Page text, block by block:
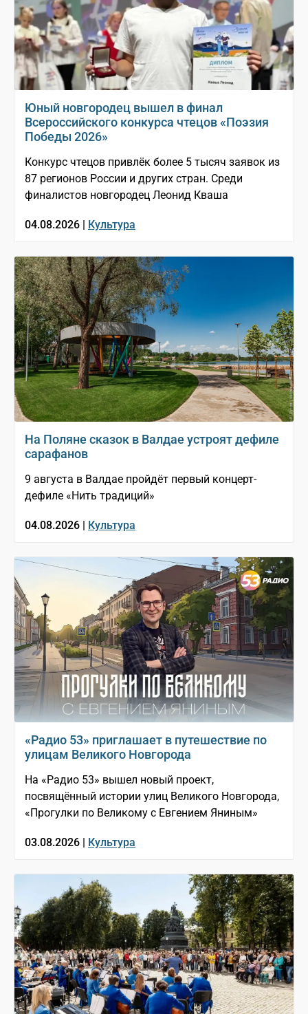
Юный новгородец вышел в финал
Всероссийского конкурса чтецов «Поэзия
Победы 2026»
Конкурс чтецов привлёк более 5 тысяч заявок из
87 регионов России и других стран. Среди
финалистов новгородец Леонид Кваша
04.08.2026 | Культура
На Поляне сказок в Валдае устроят дефиле
сарафанов
9 августа в Валдае пройдёт первый концерт-
дефиле «Нить традиций»
04.08.2026 | Культура
«Радио 53» приглашает в путешествие по
улицам Великого Новгорода
На «Радио 53» вышел новый проект,
посвящённый истории улиц Великого Новгорода,
«Прогулки по Великому с Евгением Яниным»
03.08.2026 | Культура